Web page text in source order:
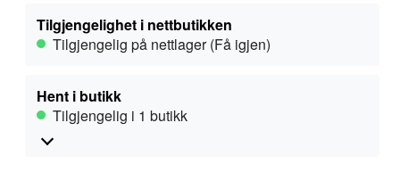
Tilgjengelighet i nettbutikken
Tilgjengelig på nettlager (Få igjen)
Hent i butikk
Tilgjengelig i 1 butikk